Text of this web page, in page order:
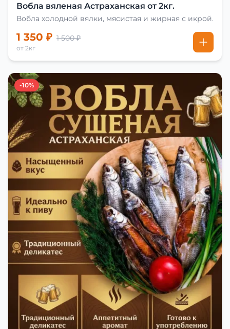
Вобла вяленая Астраханская от 2кг.
Вобла холодной вялки, мясистая и жирная с икрой.
1 350 ₽ 1 500 ₽
от 2кг
-10%